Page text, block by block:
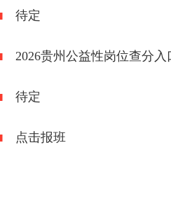
待定
2026贵州公益性岗位查分
待定
点击报班